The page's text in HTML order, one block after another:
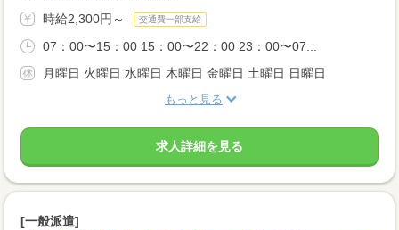
時給2,300円～ 交通費一部支給
07：00〜15：00 15：00〜22：00 23：00〜07...
月曜日 火曜日 水曜日 木曜日 金曜日 土曜日 日曜日
もっと見る
求人詳細を見る
[一般派遣]